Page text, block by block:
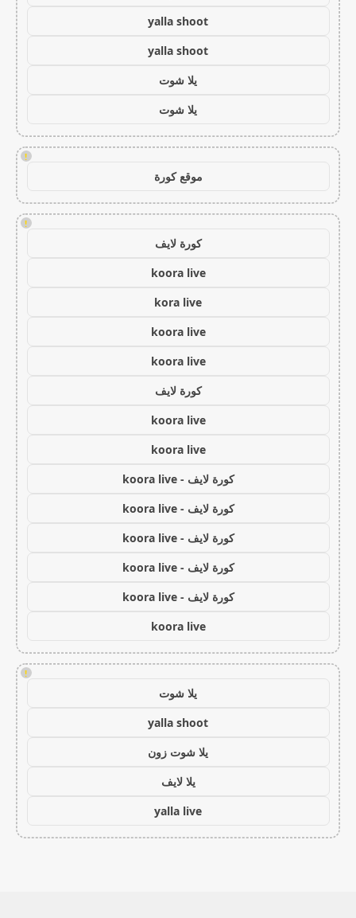
yalla shoot
yalla shoot
يلا شوت
يلا شوت
!
موقع كورة
!
كورة لايف
koora live
kora live
koora live
koora live
كورة لايف
koora live
koora live
كورة لايف - koora live
كورة لايف - koora live
كورة لايف - koora live
كورة لايف - koora live
كورة لايف - koora live
koora live
!
يلا شوت
yalla shoot
يلا شوت زون
يلا لايف
yalla live